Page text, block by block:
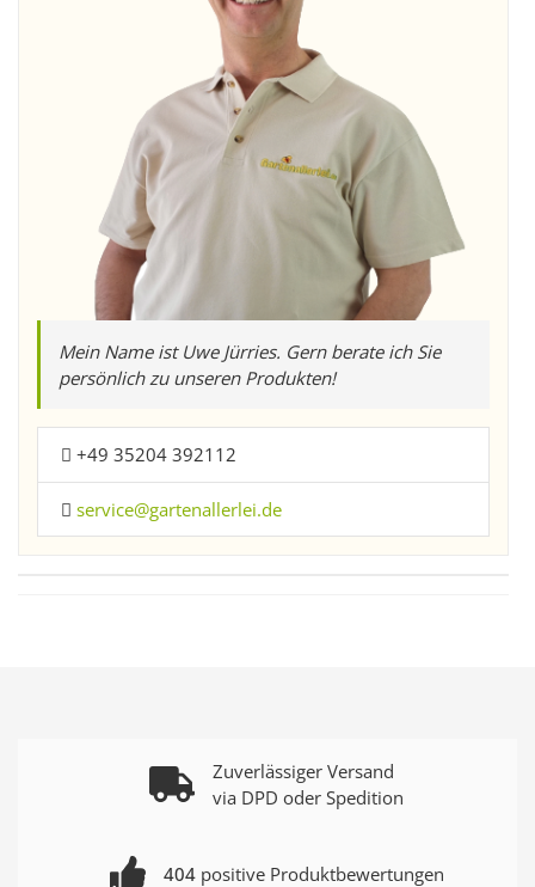
Mein Name ist Uwe Jürries. Gern berate ich Sie
persönlich zu unseren Produkten!
+49 35204 392112
service@gartenallerlei.de
Zuverlässiger Versand
via DPD oder Spedition
404positive Produktbewertungen